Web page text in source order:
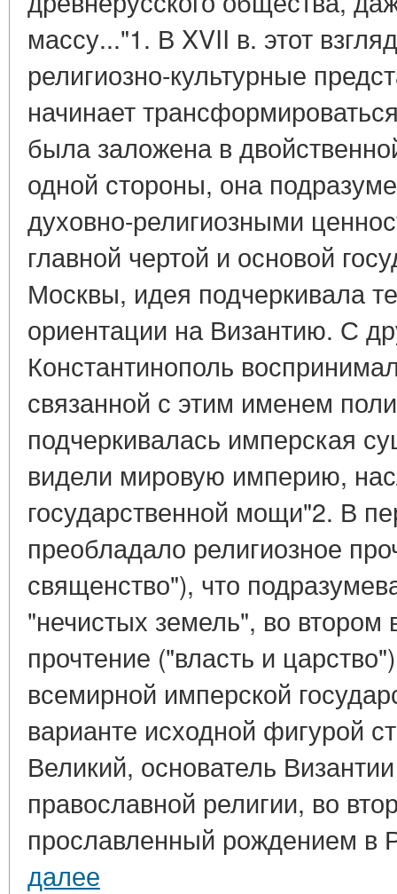
массу..."1. В XVII в. этот
религиозно-культурные
начинает
была заложена в
одной стороны, она
духовно-религиозными
главной чертой и основой
Москвы, идея подчеркивала
ориентации на Византию. С
Константинополь
связанной с этим именем
подчеркивалась имперская
видели мировую империю,
государственной мощи"2. В
преобладало религиозное
священство"), что
"нечистых земель", во втором
прочтение ("власть и
всемирной имперской
варианте исходной фигурой
Великий, основатель
православной религии, во
прославленный рождением в
далее